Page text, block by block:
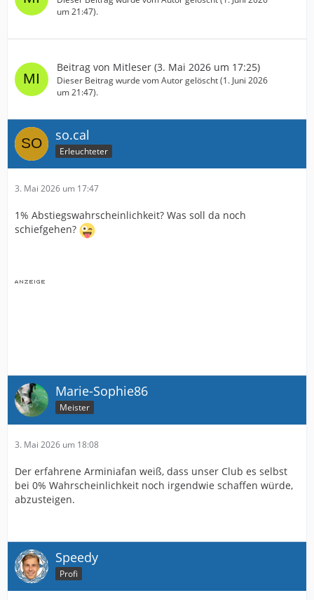
um 21:47).
Beitrag von Mitleser (3. Mai 2026 um 17:25)
Dieser Beitrag wurde vom Autor gelöscht (1. Juni 2026
um 21:47).
so.cal
Erleuchteter
3. Mai 2026 um 17:47
1% Abstiegswahrscheinlichkeit? Was soll da noch
schiefgehen?
Marie-Sophie86
Meister
3. Mai 2026 um 18:08
Der erfahrene Arminiafan weiß, dass unser Club es selbst
bei 0% Wahrscheinlichkeit noch irgendwie schaffen würde,
abzusteigen.
Speedy
Profi